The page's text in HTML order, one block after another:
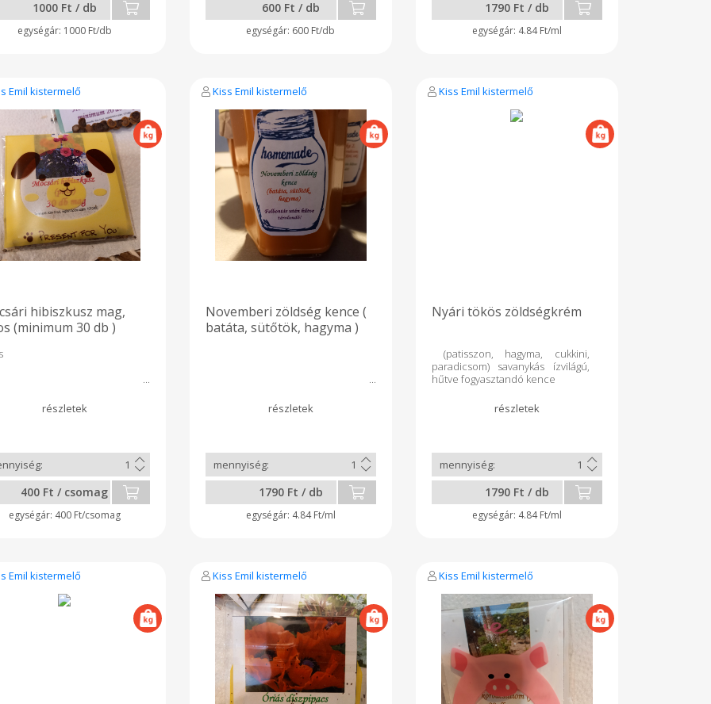
1000 Ft / db
1000 Ft/db
600 Ft / db
600 Ft/db
1790 Ft / db
4.84 Ft/ml
Emil kistermelő
hibiszkusz mag,
(minimum 30 db )
400 Ft / csomag
400 Ft/csomag
Kiss Emil kistermelő
Novemberi zöldség kence (
batáta, sütőtök, hagyma )
1790 Ft / db
4.84 Ft/ml
Kiss Emil kistermelő
Nyári tökös zöldségkrém
(patisszon, hagyma, cukkini,
paradicsom) savanykás ízvilágú,
hűtve fogyasztandó kence
1790 Ft / db
4.84 Ft/ml
Emil kistermelő Kiss Emil kistermelő Kiss Emil kistermelő